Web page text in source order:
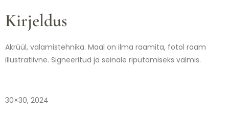
Kirjeldus
Akrüül, valamistehnika. Maal on ilma raamita, fotol raam
illustratiivne. Signeeritud ja seinale riputamiseks valmis.
30×30, 2024